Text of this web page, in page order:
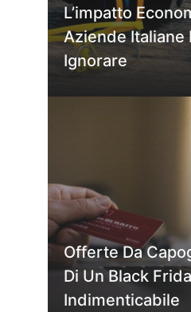
L’impatto
Aziende Italiane
Ignorare
Offerte Da
Di Un Black
Indimenticabile